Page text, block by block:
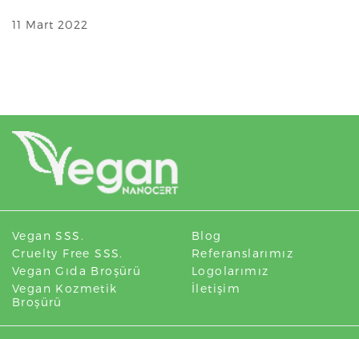
11 Mart 2022
Vegan SSS.
Cruelty Free SSS.
Vegan Gıda Broşürü
Vegan Kozmetik
Broşürü
Blog
Referanslarımız
Logolarımız
İletişim